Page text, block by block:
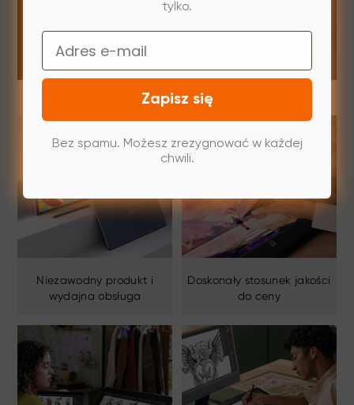
zawsze będziemy dzielić z Tobą te same przekonania: odważ
wyrażać wyjątkowe idee.
Niezawodny produkt i
wydajna obsługa
Doskonały stosunek jakości
do ceny
tylko.
Email
Zapisz się
Bez spamu. Możesz zrezygnować w każdej
chwili.